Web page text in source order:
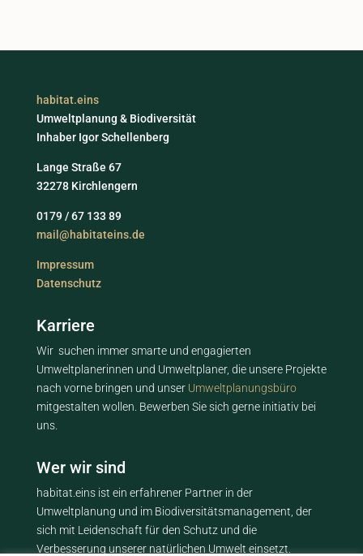
habitat.eins
Umweltplanung & Biodiversität
Inhaber Igor Schellenberg
Lange Straße 67
32278 Kirchlengern
0179 / 67 133 89
mail@habitateins.de
Impressum
Datenschutz
Karriere
Wir suchen immer smarte und engagierten
Umweltplanerinnen und Umweltplaner, die unsere Projekte
nach vorne bringen und unser Umweltplanungsbüro
mitgestalten wollen. Bewerben Sie sich gerne initiativ bei
uns.
Wer wir sind
habitat.eins ist ein erfahrener Partner in der
Umweltplanung und im Biodiversitätsmanagement, der
sich mit Leidenschaft für den Schutz und die
Verbesserung unserer natürlichen Umwelt einsetzt.